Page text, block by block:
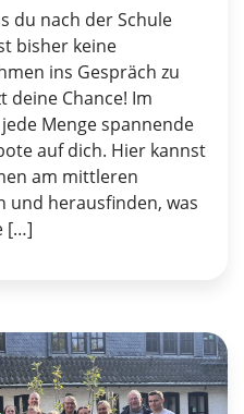
du nach der Schule
bisher keine
ins Gespräch zu
deine Chance! Im
Menge spannende
auf dich. Hier kannst
am mittleren
und herausfinden, was
[…]